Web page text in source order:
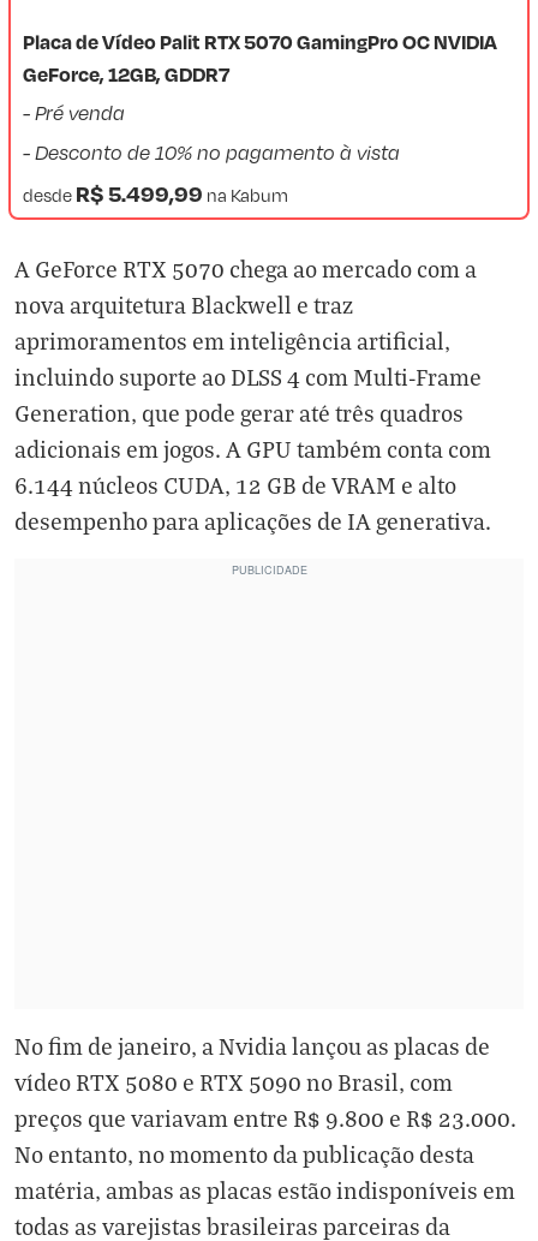
Placa de Vídeo Palit RTX 5070 GamingPro OC NVIDIA
GeForce, 12GB, GDDR7
- Pré venda
- Desconto de 10% no pagamento à vista
desde R$ 5.499,99 na Kabum
A GeForce RTX 5070 chega ao mercado com a
nova arquitetura Blackwell e traz
aprimoramentos em inteligência artificial,
incluindo suporte ao DLSS 4 com Multi-Frame
Generation, que pode gerar até três quadros
adicionais em jogos. A GPU também conta com
6.144 núcleos CUDA, 12 GB de VRAM e alto
desempenho para aplicações de IA generativa.
No fim de janeiro, a Nvidia lançou as placas de
vídeo RTX 5080 e RTX 5090 no Brasil, com
preços que variavam entre R$ 9.800 e R$ 23.000.
No entanto, no momento da publicação desta
matéria, ambas as placas estão indisponíveis em
todas as varejistas brasileiras parceiras da